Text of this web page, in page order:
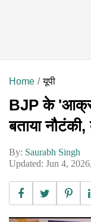
Home यूपी
BJP के
बताया
By: Saurabh Singh
Updated: Jun 4,